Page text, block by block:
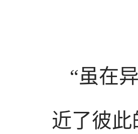
“虽在
近了彼